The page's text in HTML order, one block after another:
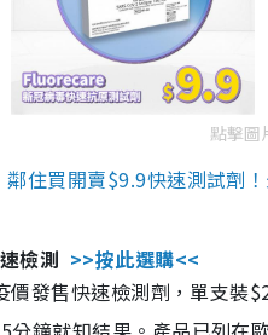
點擊圖
住買開賣$9.9快速測試劑
檢測 >>按此選購<<
價發售快速檢測劑，單支